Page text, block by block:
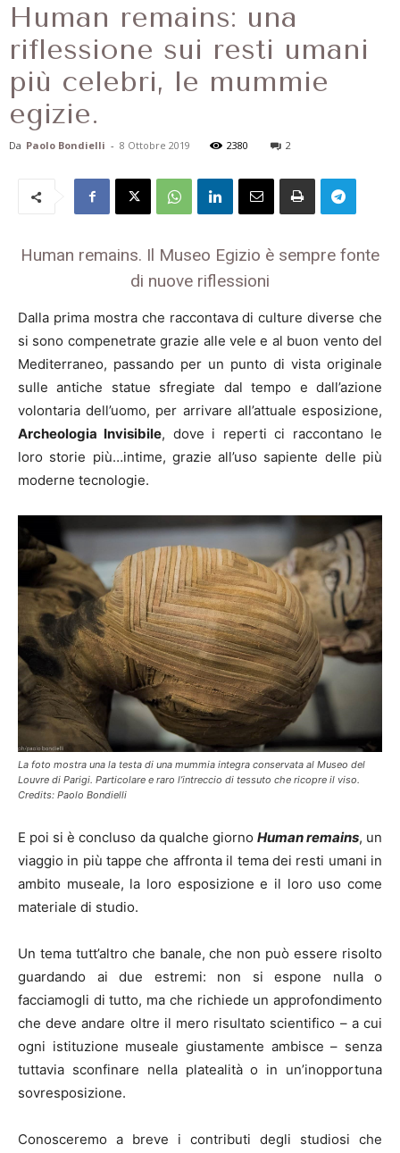
Human remains: una
riflessione sui resti umani
più celebri, le mummie
egizie.
Da Paolo Bondielli - 8 Ottobre 2019 2380 2
Human remains. Il Museo Egizio è sempre fonte
di nuove riflessioni
Dalla prima mostra che raccontava di culture diverse che
si sono compenetrate grazie alle vele e al buon vento del
Mediterraneo, passando per un punto di vista originale
sulle antiche statue sfregiate dal tempo e dall’azione
volontaria dell’uomo, per arrivare all’attuale esposizione,
Archeologia Invisibile, dove i reperti ci raccontano le
loro storie più…intime, grazie all’uso sapiente delle più
moderne tecnologie.
La foto mostra una la testa di una mummia integra conservata al Museo del
Louvre di Parigi. Particolare e raro l’intreccio di tessuto che ricopre il viso.
Credits: Paolo Bondielli
E poi si è concluso da qualche giorno Human remains, un
viaggio in più tappe che affronta il tema dei resti umani in
ambito museale, la loro esposizione e il loro uso come
materiale di studio.
Un tema tutt’altro che banale, che non può essere risolto
guardando ai due estremi: non si espone nulla o
facciamogli di tutto, ma che richiede un approfondimento
che deve andare oltre il mero risultato scientifico – a cui
ogni istituzione museale giustamente ambisce – senza
tuttavia sconfinare nella platealità o in un’inopportuna
sovresposizione.
Conosceremo a breve i contributi degli studiosi che